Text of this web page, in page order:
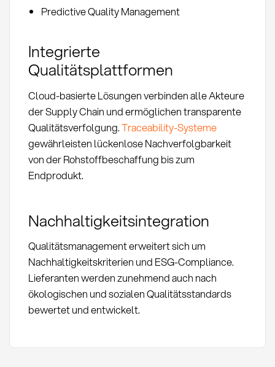
Predictive Quality Management
Integrierte
Qualitätsplattformen
Cloud-basierte Lösungen verbinden alle Akteure
der Supply Chain und ermöglichen transparente
Qualitätsverfolgung.Traceability-Systeme
gewährleisten lückenlose Nachverfolgbarkeit
von der Rohstoffbeschaffung bis zum
Endprodukt.
Nachhaltigkeitsintegration
Qualitätsmanagement erweitert sich um
Nachhaltigkeitskriterien und ESG-Compliance.
Lieferanten werden zunehmend auch nach
ökologischen und sozialen Qualitätsstandards
bewertet und entwickelt.